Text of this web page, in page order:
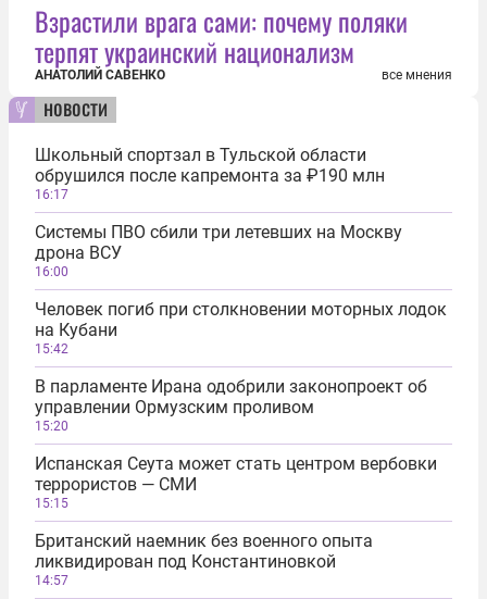
Взрастили врага сами: почему поляки
терпят украинский национализм
АНАТОЛИЙ САВЕНКО все мнения
новости
Школьный спортзал в Тульской области
обрушился после капремонта за ₽190 млн
16:17
Системы ПВО сбили три летевших на Москву
дрона ВСУ
16:00
Человек погиб при столкновении моторных лодок
на Кубани
15:42
В парламенте Ирана одобрили законопроект об
управлении Ормузским проливом
15:20
Испанская Сеута может стать центром вербовки
террористов — СМИ
15:15
Британский наемник без военного опыта
ликвидирован под Константиновкой
14:57